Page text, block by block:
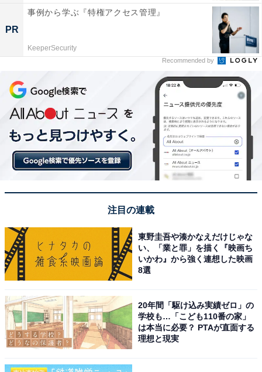
PR
事例から学ぶ『特権アクセス管理』
KeeperSecurity
Recommended by
注目の連載
東野圭吾や湊かなえだけじゃな
い、「業と罪」を描く『映画ち
いかわ』から強く連想した映画
8選
20年間「駆け込み実績ゼロ」の
学校も…「こども110番の家」
は本当に必要？ PTAが直面する
理想と現実